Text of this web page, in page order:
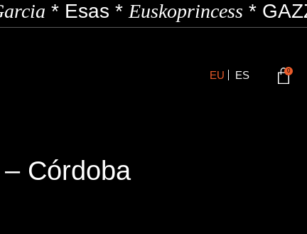
*Esas*Euskoprincess*
EU ES 0
Córdoba